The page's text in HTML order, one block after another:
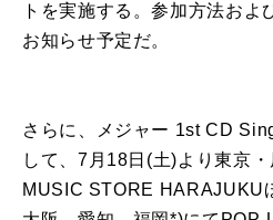
トを実施する。参加方法およ
お知らせ予定だ。
さらに、メジャー 1st CD
して、7月18日(土)より東京
MUSIC STORE HARAJUKU